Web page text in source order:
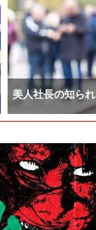
美人社長の知ら